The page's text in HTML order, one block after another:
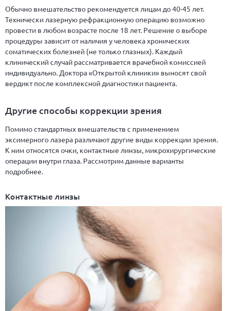
Обычно вмешательство рекомендуется лицам до 40-45 лет.
Технически лазерную рефракционную операцию возможно
провести в любом возрасте после 18 лет. Решение о выборе
процедуры зависит от наличия у человека хронических
соматических болезней (не только глазных). Каждый
клинический случай рассматривается врачебной комиссией
индивидуально. Доктора «Открытой клиники» выносят свой
вердикт после комплексной диагностики пациента.
Другие способы коррекции зрения
Помимо стандартных вмешательств с применением
эксимерного лазера различают другие виды коррекции зрения.
К ним относятся очки, контактные линзы, микрохирургические
операции внутри глаза. Рассмотрим данные варианты
подробнее.
Контактные линзы